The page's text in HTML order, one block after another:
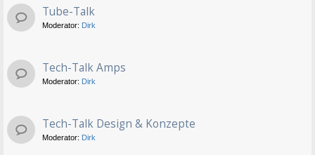
Tube-Talk
Moderator: Dirk
Tech-Talk Amps
Moderator: Dirk
Tech-Talk Design & Konzepte
Moderator: Dirk